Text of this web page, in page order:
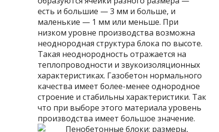
есть и большие — 3 мм и больше, и
маленькие — 1 мм или меньше. При
низком уровне производства возможна
неоднородная структура блока по высоте.
Такая неоднородность отражается на
теплопроводности и звукоизоляционных
характеристиках. Газобетон нормального
качества имеет более-менее однородное
строение и стабильны характеристики. Так
что при выборе этого материала уровень
производства имеет большое значение.